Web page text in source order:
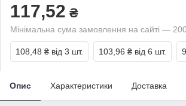
117,52 ₴
Мінімальна сума замовлення на сайті —
108,48 ₴ від 3 шт. 103,96 ₴ від 6 шт.
Опис Характеристики Доставка